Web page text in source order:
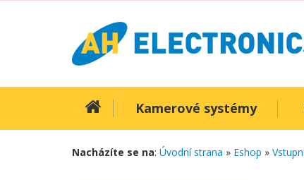
Kamerové systémy
Nacházíte se na: Úvodní strana » Eshop »